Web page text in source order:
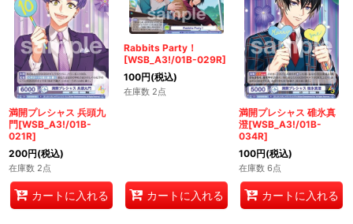
満開プレシャス 兵頭九
門[WSB_A3!/01B-
021R]
200円(税込)
在庫数 2点
カートに入れる
Rabbits Party！
[WSB_A3!/01B-029R]
100円(税込)
在庫数 2点
カートに入れる
満開プレシャス 碓氷真
澄[WSB_A3!/01B-
034R]
100円(税込)
在庫数 6点
カートに入れる